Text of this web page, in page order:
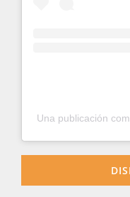
Una publicación